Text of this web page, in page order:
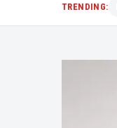
TRENDING: